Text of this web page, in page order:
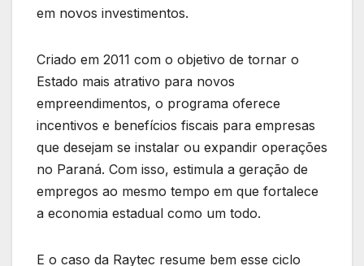
em novos investimentos.
Criado em 2011 com o objetivo de tornar o
Estado mais atrativo para novos
empreendimentos, o programa oferece
incentivos e benefícios fiscais para empresas
que desejam se instalar ou expandir operações
no Paraná. Com isso, estimula a geração de
empregos ao mesmo tempo em que fortalece
a economia estadual como um todo.
E o caso da Raytec resume bem esse ciclo